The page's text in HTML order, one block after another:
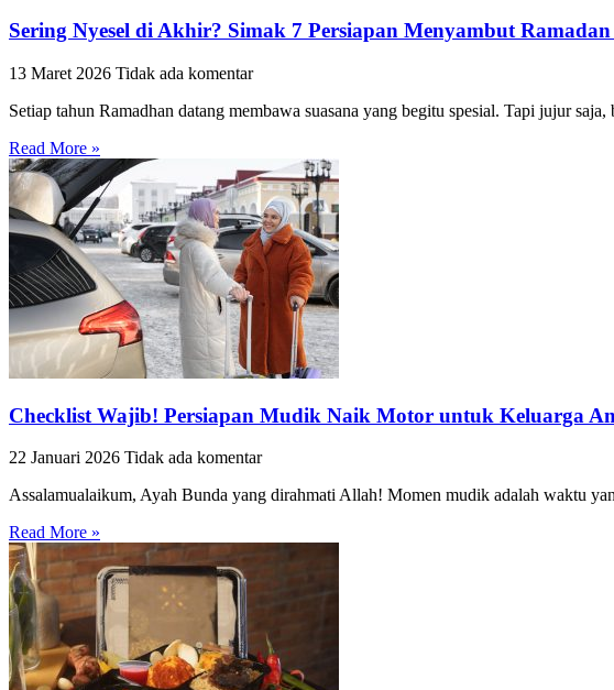
Sering Nyesel di Akhir? Simak 7 Persiapan Menyambut
13 Maret 2026 Tidak ada komentar
Setiap tahun Ramadhan datang membawa suasana yang begitu spesial. Tapi jujur
Read More »
Checklist Wajib! Persiapan Mudik Naik Motor untuk Keluarga
22 Januari 2026 Tidak ada komentar
Assalamualaikum, Ayah Bunda yang dirahmati Allah! Momen mudik adalah waktu
Read More »